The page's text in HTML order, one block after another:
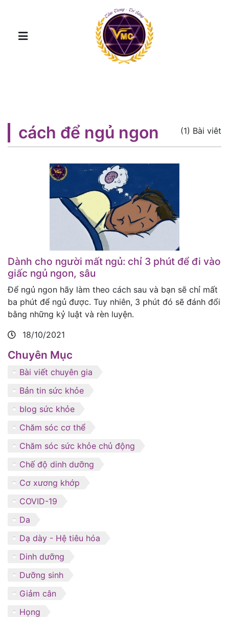
cách để ngủ ngon (1) Bài viêt
Dành cho người mất ngủ: chỉ 3 phút để đi vào
giấc ngủ ngon, sâu
Để ngủ ngon hãy làm theo cách sau và bạn sẽ chỉ mất
ba phút để ngủ được. Tuy nhiên, 3 phút đó sẽ đánh đổi
bằng những kỷ luật và rèn luyện.
18/10/2021
Chuyên Mục
Bài viết chuyên gia
Bản tin sức khỏe
blog sức khỏe
Chăm sóc cơ thể
Chăm sóc sức khỏe chủ động
Chế độ dinh dưỡng
Cơ xương khớp
COVID-19
Da
Dạ dày - Hệ tiêu hóa
Dinh dưỡng
Dưỡng sinh
Giảm cân
Họng